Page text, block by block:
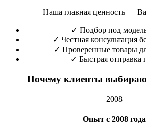
Наша главная ценность —
✓ Подбор под
✓ Честная консультация
✓ Проверенные товары
✓ Быстрая отправка
Почему клиенты
2008
Опыт с 2008 года